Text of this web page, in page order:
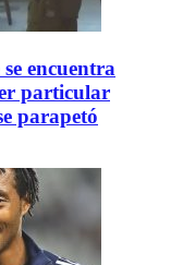
encuentra
particular
parapetó